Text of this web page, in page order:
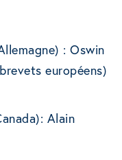
: Oswin
européens)
Alain